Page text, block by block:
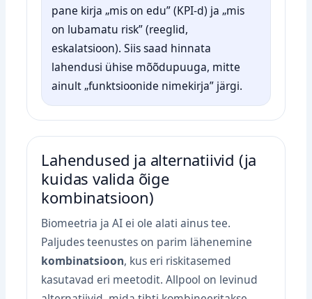
pane kirja „mis on edu” (KPI‑d) ja „mis
on lubamatu risk” (reeglid,
eskalatsioon). Siis saad hinnata
lahendusi ühise mõõdupuuga, mitte
ainult „funktsioonide nimekirja” järgi.
Lahendused ja alternatiivid (ja
kuidas valida õige
kombinatsioon)
Biomeetria ja AI ei ole alati ainus tee.
Paljudes teenustes on parim lähenemine
kombinatsioon, kus eri riskitasemed
kasutavad eri meetodit. Allpool on levinud